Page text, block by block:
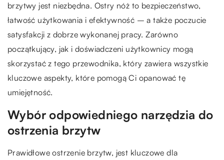
brzytwy jest niezbędna. Ostry nóż to bezpieczeństwo,
łatwość użytkowania i efektywność – a także poczucie
satysfakcji z dobrze wykonanej pracy. Zarówno
początkujący, jak i doświadczeni użytkownicy mogą
skorzystać z tego przewodnika, który zawiera wszystkie
kluczowe aspekty, które pomogą Ci opanować tę
umiejętność.
Wybór odpowiedniego narzędzia do
ostrzenia brzytw
Prawidłowe ostrzenie brzytw, jest kluczowe dla